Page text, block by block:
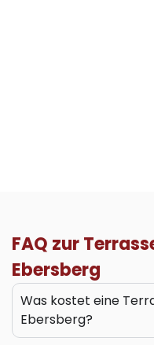
FAQ zur
Ebersberg
Was kostet eine
Ebersberg?